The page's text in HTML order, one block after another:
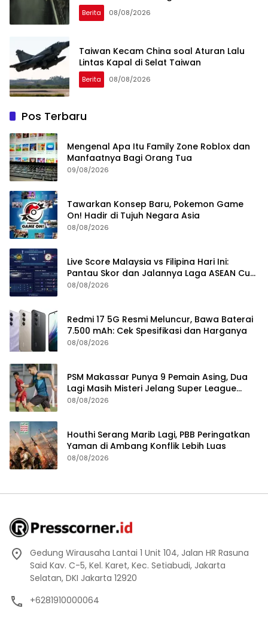
Berita 08/08/2026
Taiwan Kecam China soal Aturan Lalu
Lintas Kapal di Selat Taiwan
Berita 08/08/2026
Pos Terbaru
Mengenal Apa Itu Family Zone Roblox dan
Manfaatnya Bagi Orang Tua
09/08/2026
Tawarkan Konsep Baru, Pokemon Game
On! Hadir di Tujuh Negara Asia
08/08/2026
Live Score Malaysia vs Filipina Hari Ini:
Pantau Skor dan Jalannya Laga ASEAN Cup
2026
08/08/2026
Redmi 17 5G Resmi Meluncur, Bawa Baterai
7.500 mAh: Cek Spesifikasi dan Harganya
08/08/2026
PSM Makassar Punya 9 Pemain Asing, Dua
Lagi Masih Misteri Jelang Super League
2026/2027
08/08/2026
Houthi Serang Marib Lagi, PBB Peringatkan
Yaman di Ambang Konflik Lebih Luas
08/08/2026
Gedung Wirausaha Lantai 1 Unit 104, Jalan HR Rasuna
Said Kav. C-5, Kel. Karet, Kec. Setiabudi, Jakarta
Selatan, DKI Jakarta 12920
+6281910000064